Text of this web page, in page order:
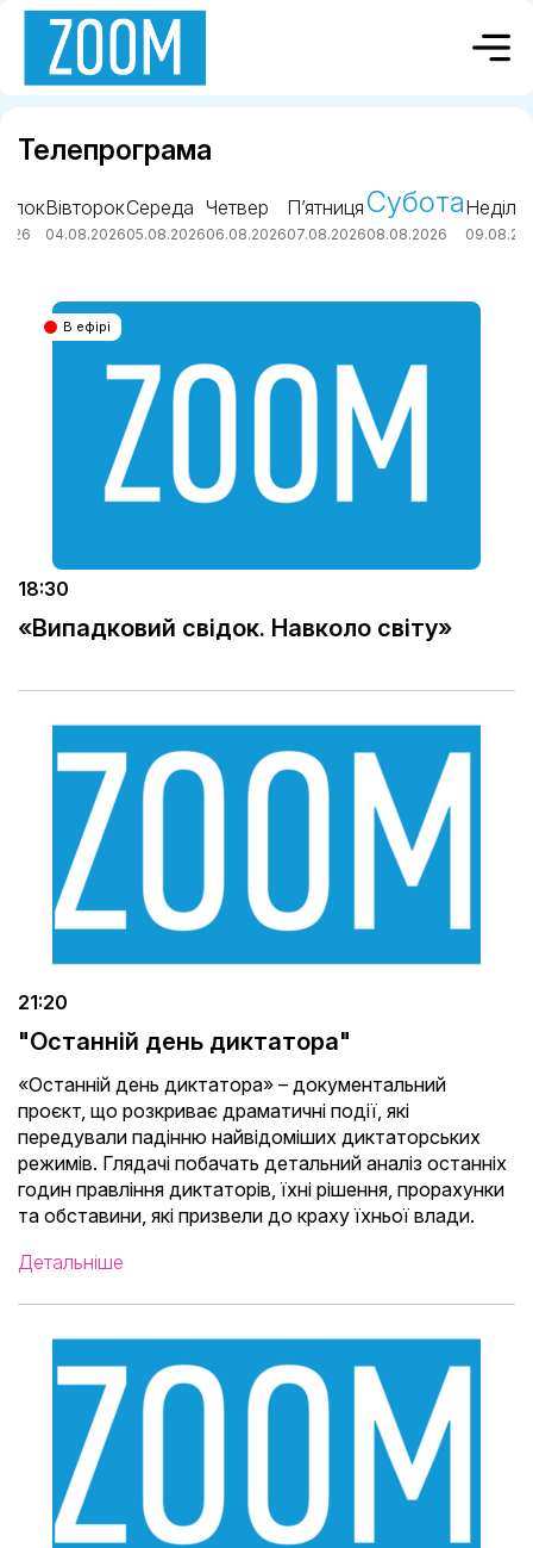
Телепрограма
Вівторок
04.08.2026
Середа
05.08.2026
Четвер
06.08.2026
П’ятниця
07.08.2026
Субота
08.08.2026
Неділя
В ефірі
18:30
«Випадковий свідок. Навколо світу»
21:20
"Останній день диктатора"
«Останній день диктатора» – документальний
проєкт, що розкриває драматичні події, які
передували падінню найвідоміших диктаторських
режимів. Глядачі побачать детальний аналіз останніх
годин правління диктаторів, їхні рішення, прорахунки
та обставини, які призвели до краху їхньої влади.
Детальніше